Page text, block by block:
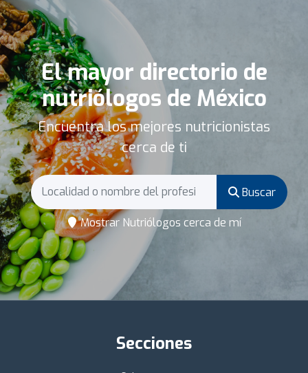
El mayor directorio de
nutriólogos de México
Encuentra los mejores nutricionistas
cerca de ti
Buscar
Mostrar Nutriólogos cerca de mí
Secciones